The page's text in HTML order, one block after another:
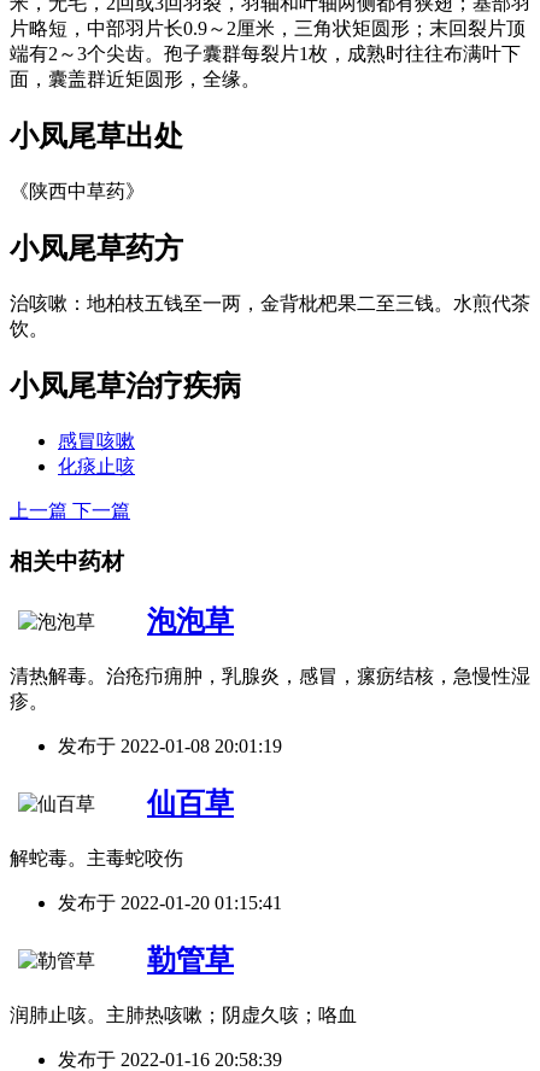
片略短，中部羽片长0.9～2厘米，三角状矩圆形；末回裂片顶
端有2～3个尖齿。孢子囊群每裂片1枚，成熟时往往布满叶下
面，囊盖群近矩圆形，全缘。
小凤尾草出处
《陕西中草药》
小凤尾草药方
治咳嗽：地柏枝五钱至一两，金背枇杷果二至三钱。水煎代茶
饮。
小凤尾草治疗疾病
感冒咳嗽
化痰止咳
上一篇 下一篇
相关中药材
泡泡草
清热解毒。治疮疖痈肿，乳腺炎，感冒，瘰疬结核，急慢性湿
疹。
发布于 2022-01-08 20:01:19
仙百草
解蛇毒。主毒蛇咬伤
发布于 2022-01-20 01:15:41
勒管草
润肺止咳。主肺热咳嗽；阴虚久咳；咯血
发布于 2022-01-16 20:58:39